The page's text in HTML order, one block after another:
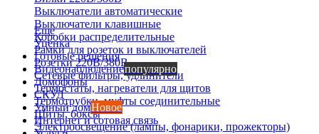
Выключатели автоматические
Выключатели клавишные
Коробки распределительные
Рамки для розеток и выключателей
Розетки 220В/380В
Сетевые фильтры, удлинители
Термостаты, нагреватели для щитов
Термотрубки, муфты соединительные
Щиты, боксы
Электроосвещение (лампы, фонарики, прожекторы)
Еще
Уценка
Готовые решения
Видеонаблюдениепопулярно
Домофоны
СКУД
Умный домНовое
Интернет и сотовая связь